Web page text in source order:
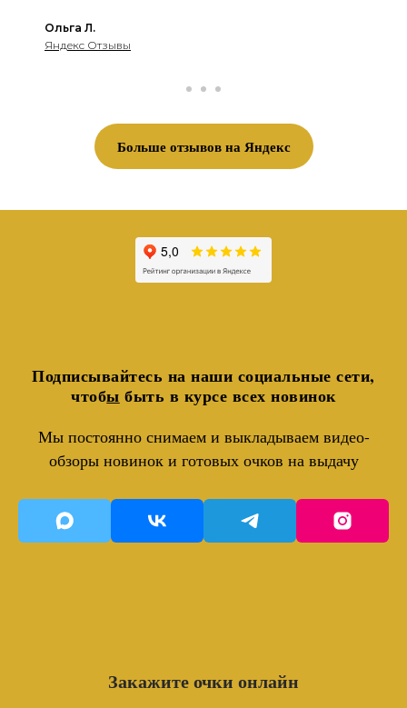
Ольга Л.
Яндекс Отзывы
Больше отзывов на Яндекс
Подписывайтесь на наши социальные сети,
чтобы быть в курсе всех новинок
Мы постоянно снимаем и выкладываем видео-
обзоры новинок и готовых очков на выдачу
Закажите очки онлайн